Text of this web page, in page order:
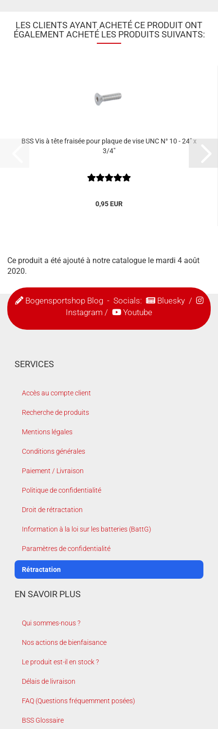
LES CLIENTS AYANT ACHETÉ CE PRODUIT ONT
ÉGALEMENT ACHETÉ LES PRODUITS SUIVANTS:
BSS Vis à tête fraisée pour plaque de vise UNC N° 10 - 24" x
3/4"
0,95 EUR
Ce produit a été ajouté à notre catalogue le mardi 4 août
2020.
Bogensportshop Blog- Socials: Bluesky/
Instagram / Youtube
SERVICES
Accès au compte client
Recherche de produits
Mentions légales
Conditions générales
Paiement / Livraison
Politique de confidentialité
Droit de rétractation
Information à la loi sur les batteries (BattG)
Paramètres de confidentialité
Rétractation
EN SAVOIR PLUS
Qui sommes-nous ?
Nos actions de bienfaisance
Le produit est-il en stock ?
Délais de livraison
FAQ (Questions fréquemment posées)
BSS Glossaire